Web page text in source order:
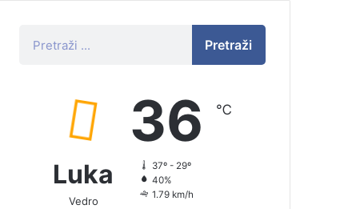
Pretraži
Luka
Vedro
36 ℃
37º - 29º
40%
1.79 km/h